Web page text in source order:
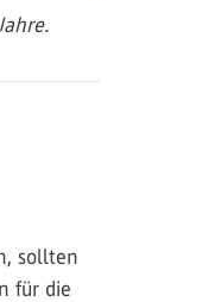
sollten
für die